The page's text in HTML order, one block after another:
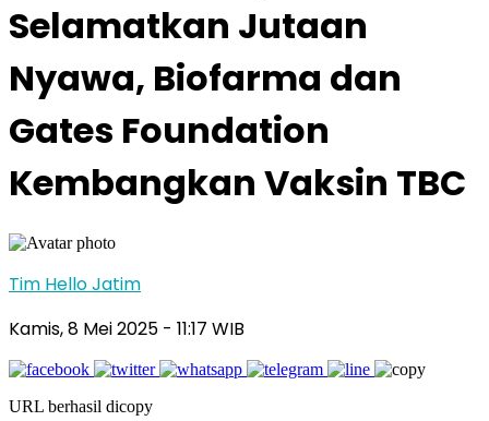
Selamatkan Jutaan
Nyawa, Biofarma dan
Gates Foundation
Kembangkan Vaksin TBC
Tim Hello Jatim
Kamis, 8 Mei 2025 - 11:17 WIB
URL berhasil dicopy